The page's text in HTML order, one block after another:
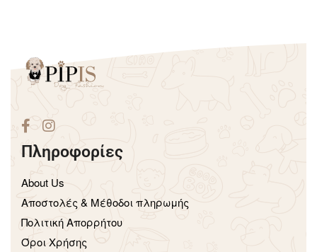
Πληροφορίες
About Us
Aποστολές & Μέθοδοι πληρωμής
Πολιτική Απορρήτου
Όροι Χρήσης